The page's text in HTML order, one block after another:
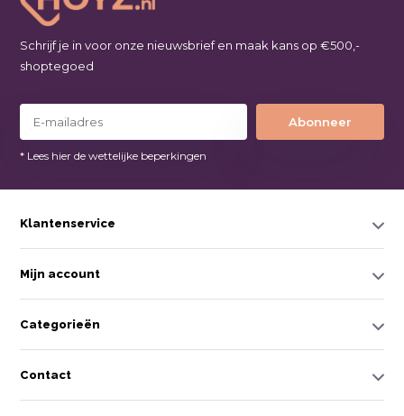
Schrijf je in voor onze nieuwsbrief en maak kans op €500,-
shoptegoed
Abonneer
* Lees hier de wettelijke beperkingen
Klantenservice
Mijn account
Categorieën
Contact